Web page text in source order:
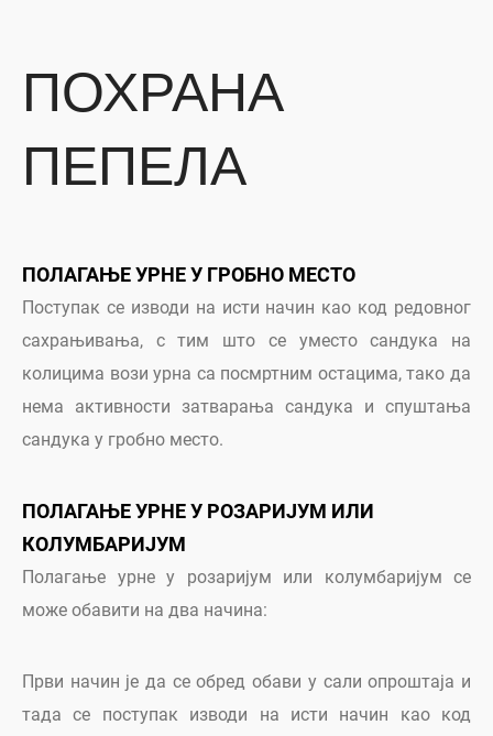
ПОХРАНА
ПЕПЕЛА
ПОЛАГАЊЕ УРНЕ У ГРОБНО МЕСТО
Поступак се изводи на исти начин као код редовног
сахрањивања, с тим што се уместо сандука на
колицима вози урна са посмртним остацима, тако да
нема активности затварања сандука и спуштања
сандука у гробно место.
ПОЛАГАЊЕ УРНЕ У РОЗАРИЈУМ ИЛИ
КОЛУМБАРИЈУМ
Полагање урне у розаријум или колумбаријум се
може обавити на два начина:
Први начин је да се обред обави у сали опроштаја и
тада се поступак изводи на исти начин као код